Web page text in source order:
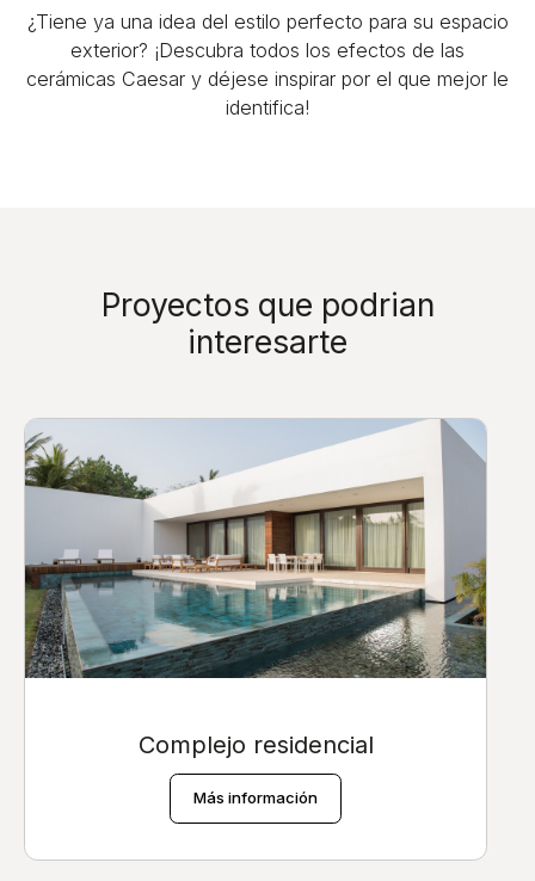
¿Tiene ya una idea del estilo perfecto para su espacio
exterior? ¡Descubra todos los efectos de las
cerámicas Caesar y déjese inspirar por el que mejor le
identifica!
Proyectos que podrian
interesarte
Complejo residencial
Más información